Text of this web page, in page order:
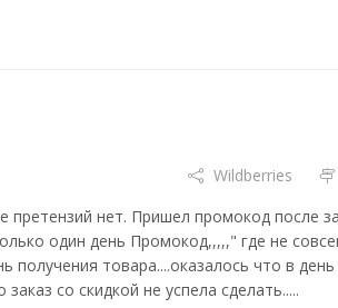
Wildberries
претензий нет. Пришел промокод после
один день Промокод,,,,," где не
получения товара....оказалось что в
со скидкой не успела сделать.....